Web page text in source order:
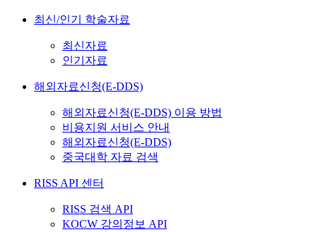
최신/인기 학술자료
최신자료
인기자료
해외자료신청(E-DDS)
해외자료신청(E-DDS) 이용 방법
비용지원 서비스 안내
해외자료신청(E-DDS)
중국대학 자료 검색
RISS API 센터
RISS 검색 API
KOCW 강의정보 API